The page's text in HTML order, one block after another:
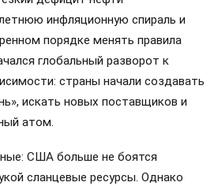
инфляционную спираль и
порядке менять правила
глобальный разворот к
страны начали создавать
искать новых поставщиков и
атом.
США больше не боятся
сланцевые ресурсы. Однако